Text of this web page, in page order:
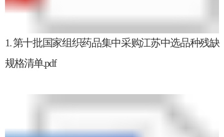
1. 第十批国家组织药品集中采购江苏中选品种残缺
规格清单.pdf